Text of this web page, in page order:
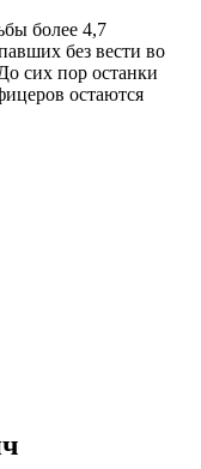
более 4,7
без вести во
сих пор останки
остаются